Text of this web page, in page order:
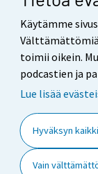
Käytämme
toimii oikein.
podcastien ja
Lue lisää
Hyväksyn
Vain
Yhteystiedot
Palaute
Käyttöehdot
Saavutettavuus
Tietoa sivustosta